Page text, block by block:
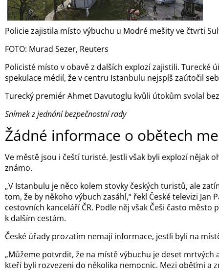
Policie zajistila místo výbuchu u Modré mešity ve čtvrti
FOTO: Murad Sezer, Reuters
Policisté místo v obavě z dalších explozí zajistili. Turecké
spekulace médií, že v centru Istanbulu nejspíš zaútočil
Turecký premiér Ahmet Davutoglu kvůli útokům svolal
Snímek z jednání bezpečnostní rady
Žádné informace o obětech
Ve městě jsou i čeští turisté. Jestli však byli explozí nějak
známo.
„V Istanbulu je něco kolem stovky českých turistů, ale
tom, že by někoho výbuch zasáhl,“ řekl České televizi Jan
cestovních kanceláří ČR. Podle něj však Češi často město
k dalším cestám.
České úřady prozatím nemají informace, jestli byli na
„Můžeme potvrdit, že na místě výbuchu je deset mrtvých
kteří byli rozvezeni do několika nemocnic. Mezi oběťmi a